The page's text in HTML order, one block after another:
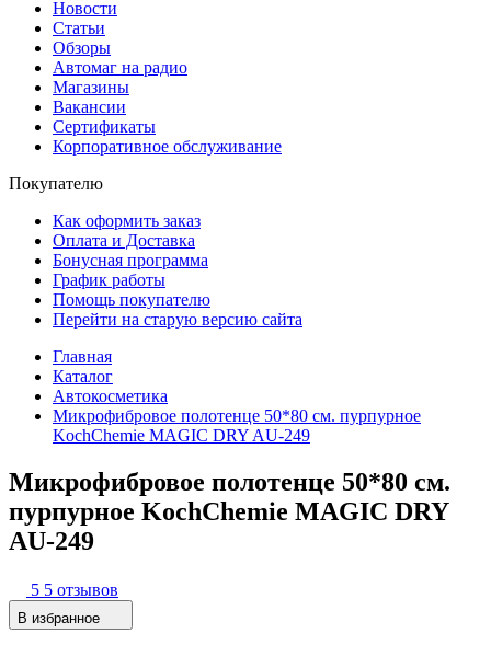
Новости
Статьи
Обзоры
Автомаг на радио
Магазины
Вакансии
Сертификаты
Корпоративное обслуживание
Покупателю
Как оформить заказ
Оплата и Доставка
Бонусная программа
График работы
Помощь покупателю
Перейти на старую версию сайта
Главная
Каталог
Автокосметика
Микрофибровое полотенце 50*80 см. пурпурное
KochChemie MAGIC DRY AU-249
Микрофибровое полотенце 50*80 см.
пурпурное KochChemie MAGIC DRY
AU-249
5 5 отзывов
В избранное